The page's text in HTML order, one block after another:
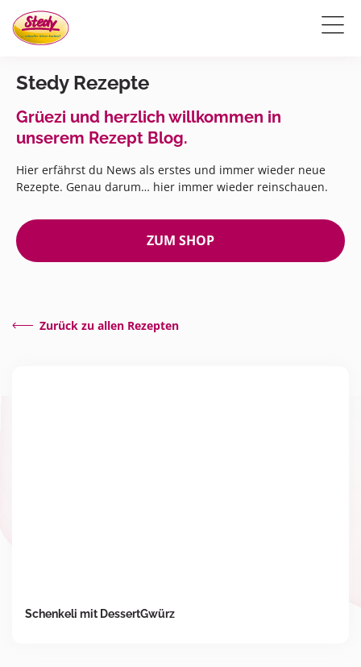
Stedy Rezepte
Grüezi und herzlich willkommen in
unserem Rezept Blog.
Hier erfährst du News als erstes und immer wieder neue
Rezepte. Genau darum… hier immer wieder reinschauen.
ZUM SHOP
Zurück zu allen Rezepten
Schenkeli mit DessertGwürz